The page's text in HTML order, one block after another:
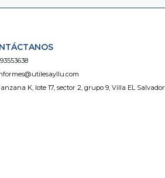
K, lote 17, sector 2, grupo 9, Villa EL Salvador